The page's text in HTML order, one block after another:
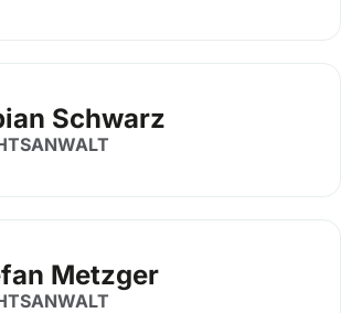
Schwarz
Metzger